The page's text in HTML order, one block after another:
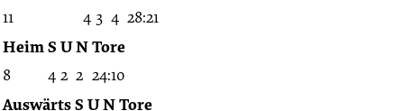
11 4 3 4 28:21
HeimS UNTore
8 4 2 2 24:10
AuswärtsS UNTore